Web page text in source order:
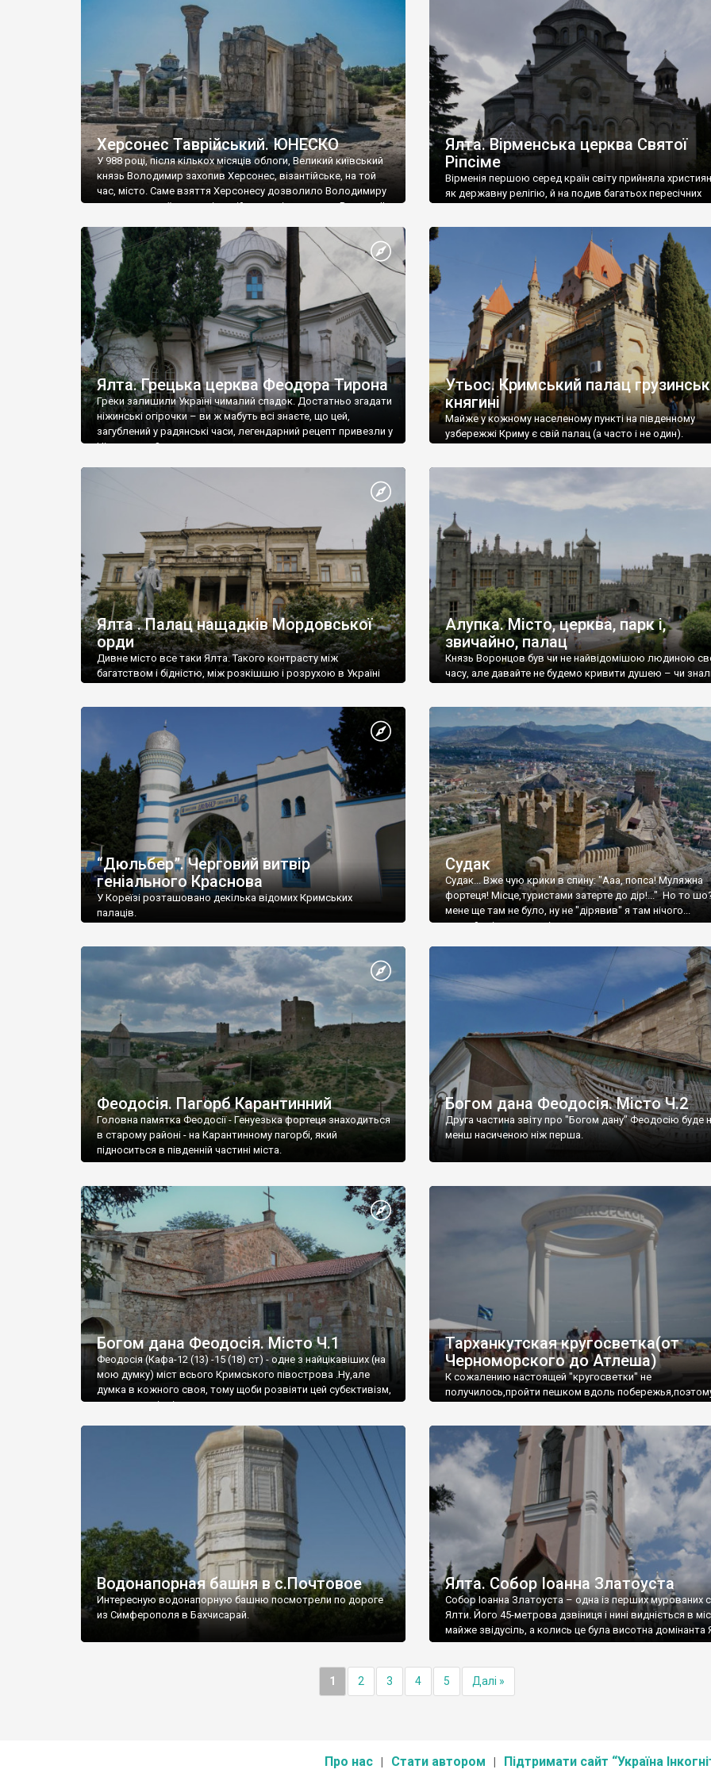
візантійської доби. Раритети викрадені з фондів об’єкту
культурної спадщини ЮНЕСКО «Херсонеса Таврійського».
Офіційно – на виставку «Золото Візантії», але експерти та
влада в Україні вважають це лише […]
називаються «повстяками» (postaki)…” “Вино. Крим
виробляє відмінне вино і його вдосталь: воно все
легке біле і дуже […]
Херсонес Таврійський. ЮНЕСКО
У 988 році, після кількох місяців облоги, Великий київський
князь Володимир захопив Херсонес, візантійське, на той
час, місто. Саме взяття Херсонесу дозволило Володимиру
диктувати свої умови візантійському імператору Василю ІІ,
Херсонесі Володимир-язичник, став Василем-
християнином. А потім було Хрещення Русі. На честь
Херсонесу Таврійського названо місто […]
Ялта. Вірменська церква Святої
Ріпсіме
Вірменія першою серед країн світу прийняла
як державну релігію, й на подив багатьох пересічних
Ялта. Грецька церква Феодора Тирона
Греки залишили Україні чималий спадок. Достатньо згадати
ніжинські огірочки – ви ж мабуть всі знаєте, що цей,
загублений у радянські часи, легендарний рецепт привезли у
Ніжин греки?
Утьос. Кримський палац
княгині
Майже у кожному населеному пункті на південному
узбережжі Криму є свій палац (а часто і не один).
Ялта . Палац нащадків Мордовської
орди
Дивне місто все таки Ялта. Такого контрасту між
багатством і бідністю, між розкішшю і розрухою в Україні
Алупка. Місто, церква, парк і,
звичайно, палац
Князь Воронцов був чи не найвідомішою людиною
часу, але давайте не будемо кривити душею – чи
“Дюльбер”. Черговий витвір
геніального Краснова
У Кореїзі розташовано декілька відомих Кримських
палаців.
Судак
Судак... Вже чую крики в спину: "Ааа, попса! Муляжна
фортеця! Місце,туристами затерте до дір!..." Но то
мене ще там не було, ну не "дірявив" я там нічого...
принаймні до цього літа.
Феодосія. Пагорб Карантинний
Головна памятка Феодосії - Генуезька фортеця знаходиться
в старому районі - на Карантинному пагорбі, який
підноситься в південній частині міста.
Богом дана Феодосія. Місто Ч.2
Друга частина звіту про "Богом дану" Феодосію буде
менш насиченою ніж перша.
Богом дана Феодосія. Місто Ч.1
Феодосія (Кафа-12 (13) -15 (18) ст) - одне з найцікавіших (на
мою думку) міст всього Кримського півострова .Ну,але
думка в кожного своя, тому щоби розвіяти цей субєктивізм,
запрошую відвідати це
Тарханкутская кругосветка(от
Черноморского до Атлеша)
К сожалению настоящей "кругосветки" не
получилось,пройти пешком вдоль
Водонапорная башня в с.Почтовое
Интересную водонапорную башню посмотрели по дороге
из Симферополя в Бахчисарай.
Ялта. Собор Іоанна Златоуста
Собор Іоанна Златоуста – одна із перших мурованих
Ялти. Його 45-метрова дзвіниця і нині видніється в
майже звідусіль, а колись це була висотна домінанта
1 2 3 4 5 Далі »
Про нас Стати автором Підтримати сайт “Україна